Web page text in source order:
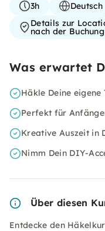
3h
Deutsch
Details zur
nach der Buchung
Was erwartet
Häkle Deine eigene
Perfekt für
Kreative Auszeit in
Nimm Dein DIY-
Über diesen
Entdecke den